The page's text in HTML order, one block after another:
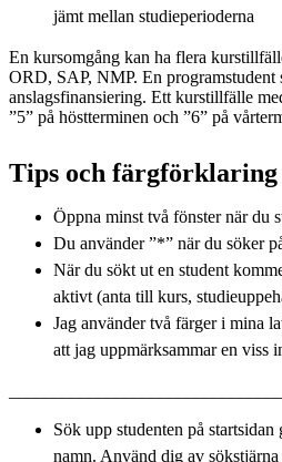
jämt mellan studieperioderna
En kursomgång kan ha flera
ORD, SAP, NMP. En
anslagsfinansiering. Ett kurstillfälle
”5” på höstterminen och ”6” på
Tips och färgförklaring
Öppna minst två fönster när du
Du använder ”*” när du söker
När du sökt ut en student
aktivt (anta till kurs,
Jag använder två färger i mina
att jag uppmärksammar en viss
Sök upp studenten på
namn. Använd dig av